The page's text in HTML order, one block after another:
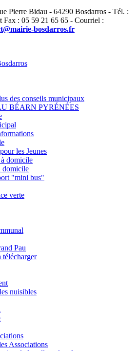
Pierre Bidau - 64290 Bosdarros - Tél. :
Fax : 05 59 21 65 65 - Courriel :
bosdarros.fr
des conseils municipaux
BÉARN PYRÉNÉES
les Jeunes
à domicile
domicile
"mini bus"
verte
Pau
télécharger
nuisibles
Associations